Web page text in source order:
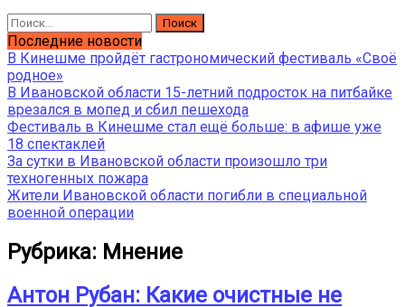
Найти:
Последние новости
В Кинешме пройдёт гастрономический фестиваль «Своё
родное»
В Ивановской области 15-летний подросток на питбайке
врезался в мопед и сбил пешехода
Фестиваль в Кинешме стал ещё больше: в афише уже
18 спектаклей
За сутки в Ивановской области произошло три
техногенных пожара
Жители Ивановской области погибли в специальной
военной операции
Рубрика: Мнение
Антон Рубан: Какие очистные не